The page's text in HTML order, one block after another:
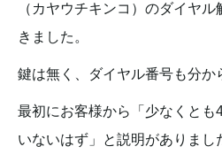
（カヤウチキンコ）のダイヤ
きました。
鍵は無く、ダイヤル番号も分か
最初にお客様から「少なくとも
いないはず」と説明がありまし